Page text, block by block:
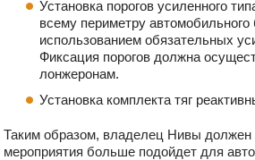
Установка порогов усиленного
всему периметру автомобильного
использованием обязательных
Фиксация порогов должна
лонжеронам.
Установка комплекта тяг
Таким образом, владелец Нивы должен
мероприятия больше подойдет для